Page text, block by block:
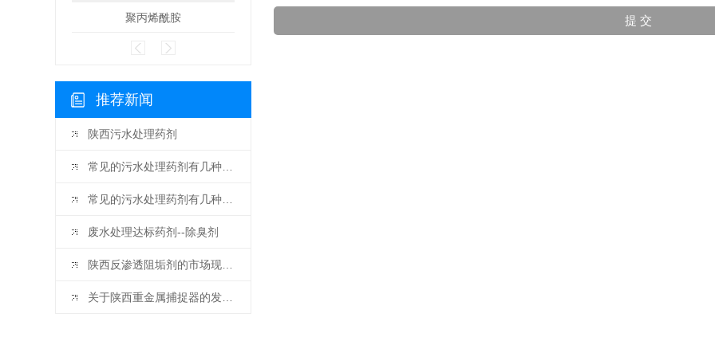
聚丙烯酰胺
推荐新闻
陕西污水处理药剂
常见的污水处理药剂有几种常见的污水处理药剂有以下几种：
常见的污水处理药剂有几种常见的污水处理药剂有以下几种：
废水处理达标药剂--除臭剂
陕西反渗透阻垢剂的市场现状与竞争格局分析
关于陕西重金属捕捉器的发展你知道吗？